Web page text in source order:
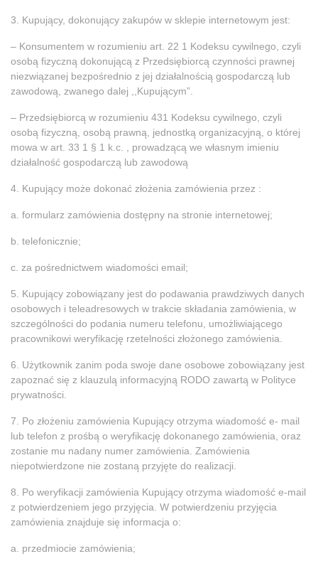
3. Kupujący, dokonujący zakupów w sklepie internetowym jest:
– Konsumentem w rozumieniu art. 22 1 Kodeksu cywilnego, czyli
osobą fizyczną dokonującą z Przedsiębiorcą czynności prawnej
niezwiązanej bezpośrednio z jej działalnością gospodarczą lub
zawodową, zwanego dalej ,,Kupującym”.
– Przedsiębiorcą w rozumieniu 431 Kodeksu cywilnego, czyli
osobą fizyczną, osobą prawną, jednostką organizacyjną, o której
mowa w art. 33 1 § 1 k.c. , prowadzącą we własnym imieniu
działalność gospodarczą lub zawodową
4. Kupujący może dokonać złożenia zamówienia przez :
a. formularz zamówienia dostępny na stronie internetowej;
b. telefonicznie;
c. za pośrednictwem wiadomości email;
5. Kupujący zobowiązany jest do podawania prawdziwych danych
osobowych i teleadresowych w trakcie składania zamówienia, w
szczególności do podania numeru telefonu, umożliwiającego
pracownikowi weryfikację rzetelności złożonego zamówienia.
6. Użytkownik zanim poda swoje dane osobowe zobowiązany jest
zapoznać się z klauzulą informacyjną RODO zawartą w Polityce
prywatności.
7. Po złożeniu zamówienia Kupujący otrzyma wiadomość e- mail
lub telefon z prośbą o weryfikację dokonanego zamówienia, oraz
zostanie mu nadany numer zamówienia. Zamówienia
niepotwierdzone nie zostaną przyjęte do realizacji.
8. Po weryfikacji zamówienia Kupujący otrzyma wiadomość e-mail
z potwierdzeniem jego przyjęcia. W potwierdzeniu przyjęcia
zamówienia znajduje się informacja o:
a. przedmiocie zamówienia;